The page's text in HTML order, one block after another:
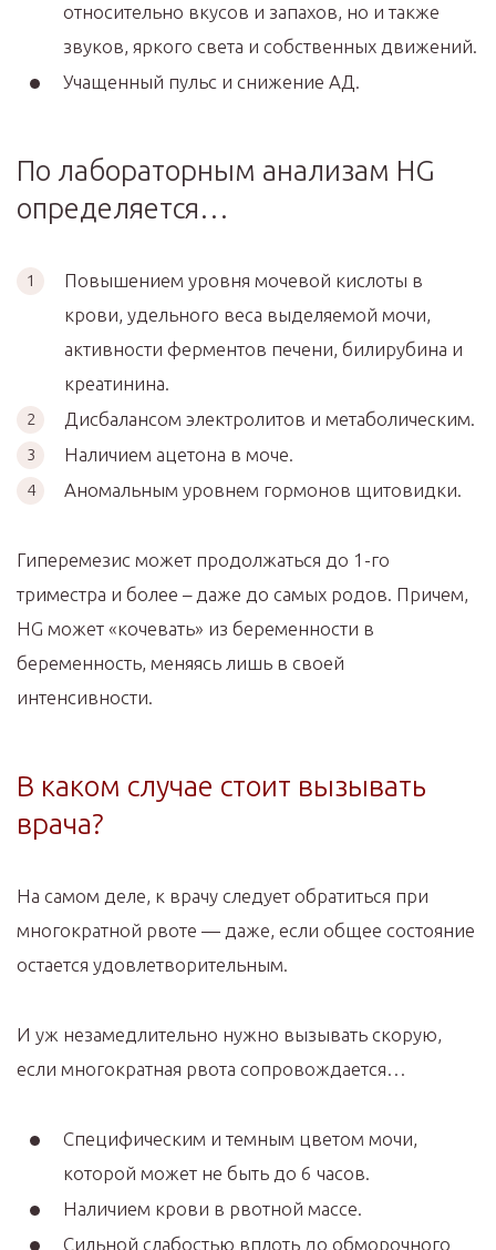
относительно вкусов и запахов, но и также
звуков, яркого света и собственных движений.
Учащенный пульс и снижение АД.
По лабораторным анализам HG
определяется…
Повышением уровня мочевой кислоты в
крови, удельного веса выделяемой мочи,
активности ферментов печени, билирубина и
креатинина.
Дисбалансом электролитов и метаболическим.
Наличием ацетона в моче.
Аномальным уровнем гормонов щитовидки.
Гиперемезис может продолжаться до 1-го
триместра и более – даже до самых родов. Причем,
HG может «кочевать» из беременности в
беременность, меняясь лишь в своей
интенсивности.
В каком случае стоит вызывать
врача?
На самом деле, к врачу следует обратиться при
многократной рвоте — даже, если общее состояние
остается удовлетворительным.
И уж незамедлительно нужно вызывать скорую,
если многократная рвота сопровождается…
Специфическим и темным цветом мочи,
которой может не быть до 6 часов.
Наличием крови в рвотной массе.
Сильной слабостью вплоть до обморочного